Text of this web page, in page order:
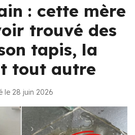
: cette mère
trouvé des
tapis, la
tout autre
le 28 juin 2026